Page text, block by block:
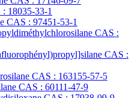
18035-33-1
CAS : 97451-53-1
CAS :
CAS :
CAS : 163155-57-5
CAS : 60111-47-9